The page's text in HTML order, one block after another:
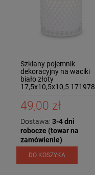
Szklany pojemnik
dekoracyjny na waciki
biało złoty
17,5x10,5x10,5 171978
49,00 zł
Dostawa: 3-4 dni
robocze (towar na
zamówienie)
DO KOSZYKA